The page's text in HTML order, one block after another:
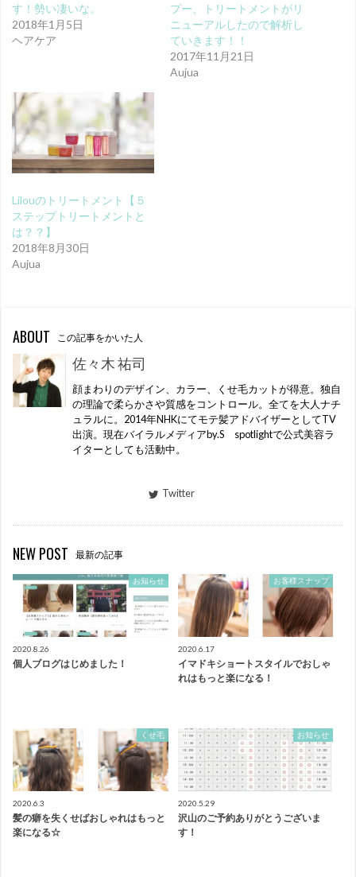
す！勢い凄いな。
2018年1月5日
ヘアケア
プー、トリートメントがリ
ニューアルしたので解析し
ていきます！！
2017年11月21日
Aujua
Lilouのトリートメント【５
ステップトリートメントと
は？？】
2018年8月30日
Aujua
ABOUT この記事をかいた人
佐々木 祐司
顔まわりのデザイン、カラー、くせ毛カットが得意。独自
の理論で柔らかさや質感をコントロール。全てを大人ナチ
ュラルに。2014年NHKにてモテ髪アドバイザーとしてTV
出演。現在バイラルメディアby.S spotlightで公式美容ラ
イターとしても活動中。
Twitter
NEW POST 最新の記事
お知らせ
2020.8.26
個人ブログはじめました！
お客様スナップ
2020.6.17
イマドキショートスタイルでおしゃ
れはもっと楽になる！
くせ毛
2020.6.3
髪の癖を失くせばおしゃれはもっと
楽になる☆
お知らせ
2020.5.29
沢山のご予約ありがとうございま
す！